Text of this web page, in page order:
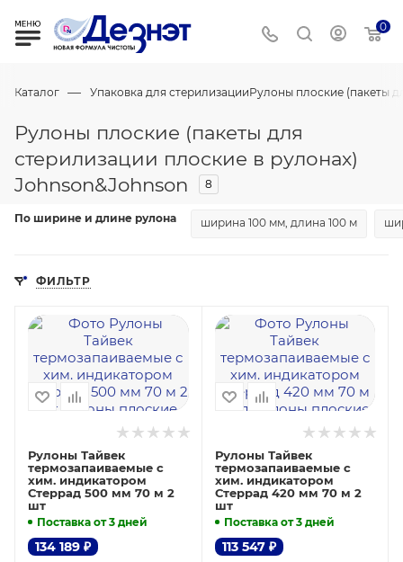
0
Каталог — Упаковка для стерилизацииРулоны плоские (пакеты
Рулоны плоские (пакеты для
стерилизации плоские в рулонах)
Johnson&Johnson
8
По ширине и длине рулона ширина 100 мм, длина 100 м
ФИЛЬТР
Рулоны Тайвек
термозапаиваемые с
хим. индикатором
Стеррад 500 мм 70 м 2
шт
Поставка от 3 дней
134 189 ₽
Рулоны Тайвек
термозапаиваемые с
хим. индикатором
Стеррад 420 мм 70 м 2
шт
Поставка от 3 дней
113 547₽